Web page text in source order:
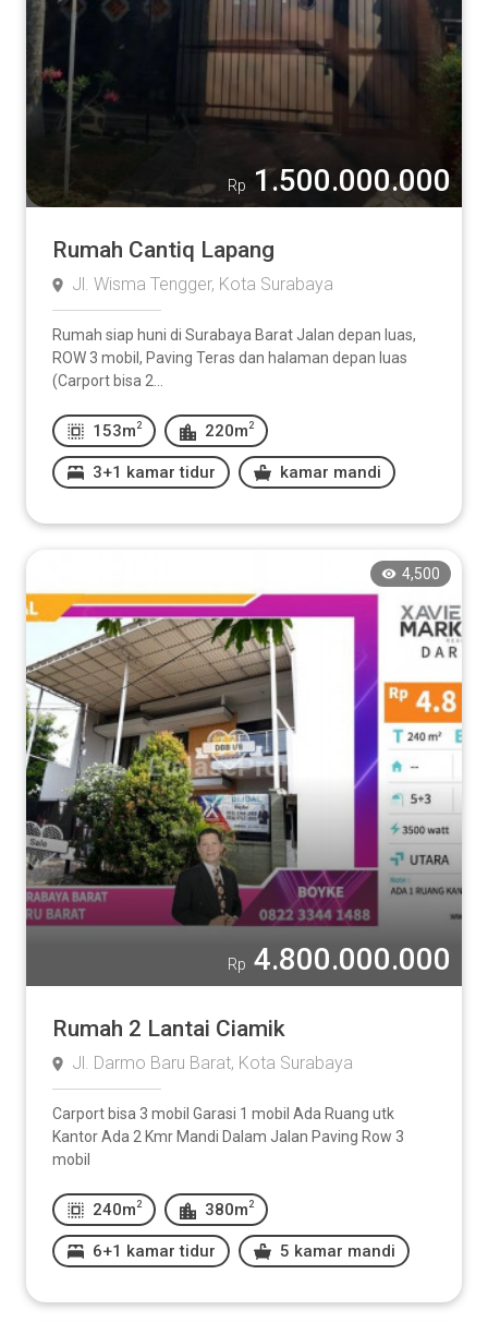
Rp 1.500.000.000
Rumah Cantiq Lapang
Jl. Wisma Tengger, Kota Surabaya
Rumah siap huni di Surabaya Barat Jalan depan luas,
ROW 3 mobil, Paving Teras dan halaman depan luas
(Carport bisa 2...
153m 2 220m 2
3+1 kamar tidur kamar mandi
4,500
Rp 4.800.000.000
Rumah 2 Lantai Ciamik
Jl. Darmo Baru Barat, Kota Surabaya
Carport bisa 3 mobil Garasi 1 mobil Ada Ruang utk
Kantor Ada 2 Kmr Mandi Dalam Jalan Paving Row 3
mobil
240m 2 380m 2
6+1 kamar tidur 5 kamar mandi